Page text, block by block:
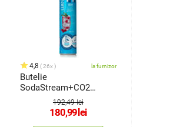
4,8 26x la furnizor
Butelie
SodaStream+CO2
192,49 lei
180,99lei